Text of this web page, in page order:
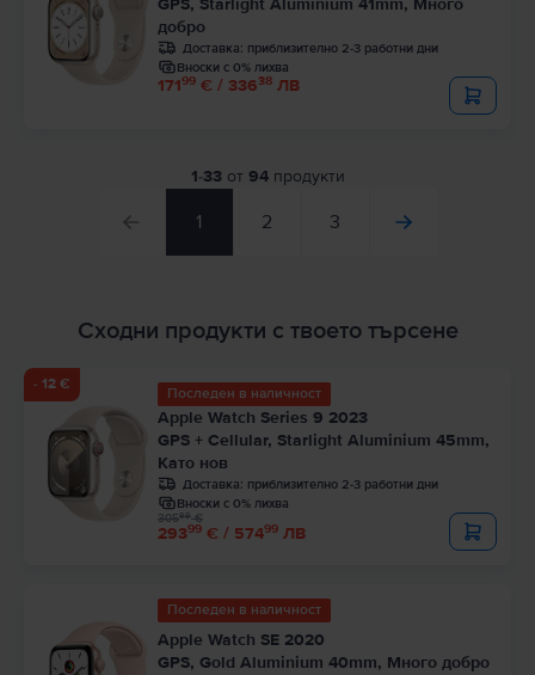
GPS, Starlight Aluminium 41mm, Много
добро
Доставка: приблизително 2-3 работни дни
Вноски с 0% лихва
17199 € / 33638 ЛВ
1-33 от 94 продукти
1 2 3
Сходни продукти с твоето търсене
- 12 €
Последен в наличност
Apple Watch Series 9 2023
GPS + Cellular, Starlight Aluminium 45mm,
Като нов
Доставка: приблизително 2-3 работни дни
Вноски с 0% лихва
29399 € / 57499 ЛВ
30599€
Последен в наличност
Apple Watch SE 2020
GPS, Gold Aluminium 40mm, Много добро